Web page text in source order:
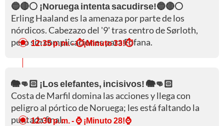
🔵🔴⚪ ¡Noruega intenta sacudirse!🔵🔴⚪
Erling Haaland es la amenaza por parte de los
nórdicos. Cabezazo del '9' tras centro de Sørloth,
pero sin complicaciones para Fofana.
12:35 p. m.- ⏱️¡Minuto 33!⏱️
🐘👊🏻 ¡Los elefantes, incisivos! 🐘👊🏻
Costa de Marfil domina las acciones y llega con
peligro al pórtico de Noruega; les está faltando la
puntada final.
12:30 p. m.- ⌚ ¡Minuto 28!⌚